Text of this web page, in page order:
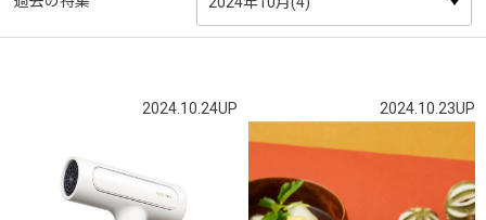
2024.10.24UP 2024.10.23UP